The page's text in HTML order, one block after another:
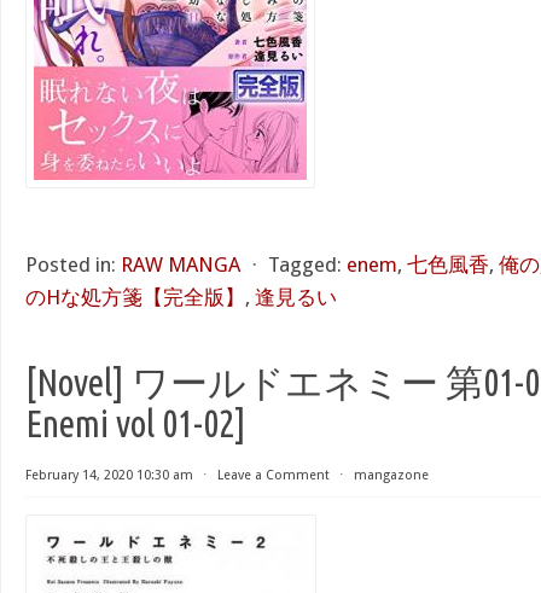
Posted in: RAW MANGA ⋅ Tagged: enem, 七色風香, 俺
のHな処方箋【完全版】 , 逢見るい
[Novel] ワールドエネミー 第01-
Enemi vol 01-02]
February 14, 2020 10:30 am ⋅ Leave a Comment ⋅ mangazone